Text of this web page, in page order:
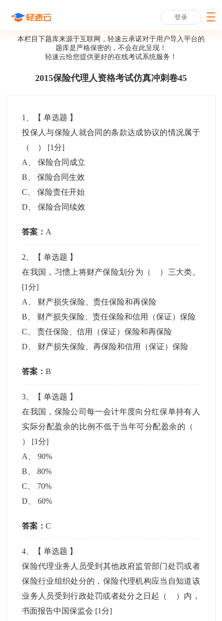
登录
本栏目下题库来源于互联网，轻速云承诺对于用户导入平台的
题库是严格保密的，不会在此呈现！
轻速云给您提供更好的在线考试系统服务！
2015保险代理人资格考试仿真冲刺卷45
1 、【单选题 】
投保人与保险人就合同的条款达成协议的情况属于
（ ） [1分]
A
、保险合同成立
B 、保险合同生效
C 、保险责任开始
D 、保险合同续效
答案： A
2 、【单选题 】
在我国，习惯上将财产保险划分为（ ）三大类。
[1分]
A
财产损失保险、责任保险和再保险
B
财产损失保险、责任保险和信用（保证）保险
C 、责任保险、信用（保证）保险和再保险
D
财产损失保险、再保险和信用（保证）保险
答案：B
3 、【单选题 】
在我国，保险公司每一会计年度向分红保单持有人
实际分配盈余的比例不低于当年可分配盈余的（
） [1分]
A
、90%
B 、80%
C
70%
D 、60%
答案：C
4 、【单选题 】
保险代理业务人员受到其他政府监管部门处罚或者
保险行业组织处分的，保险代理机构应当自知道该
业务人员受到行政处罚或者处分之日起（ ）内，
书面报告中国保监会 [1分]